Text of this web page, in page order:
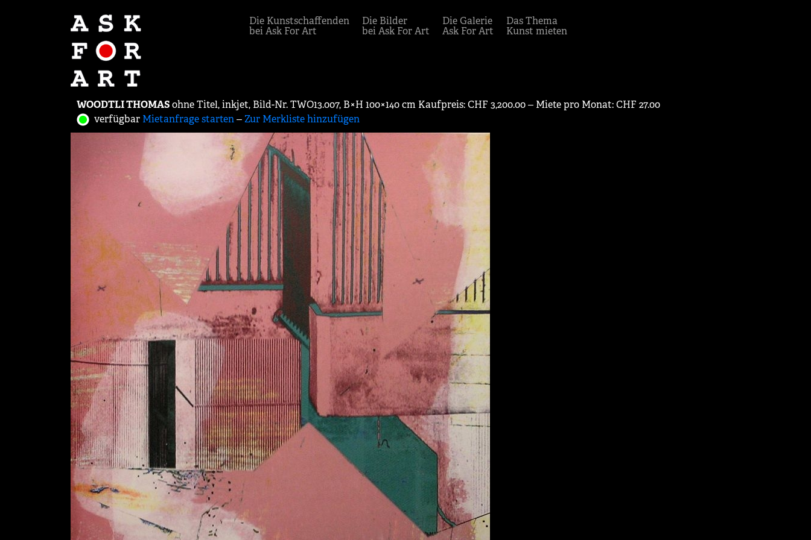
Die Kunstschaffenden
bei Ask For Art
Die Bilder
bei Ask For Art
Die Galerie
Ask For Art
Das Thema
Kunst mieten
WOODTLI THOMASohne Titel, inkjet, Bild-Nr. TWO13.007, B×H 100×140 cm Kaufpreis: CHF 3,200.00 ‒ Miete pro Monat: CHF 27.00
verfügbar Mietanfrage starten‒Zur Merkliste hinzufügen